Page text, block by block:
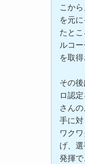
こか
を元
たと
ルコ
を取得
その
ロ認
さん
手に対
ワク
げ、
発揮